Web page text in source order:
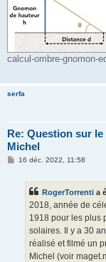
calcul-ombre-gnomon-
serfa
Re: Question sur
Michel
M
16 déc. 2022, 11:58
RogerTorrenti a
2018, année de
1918 pour les plus
solaires. Il y a 30
réalisé et filmé un
Michel (voir